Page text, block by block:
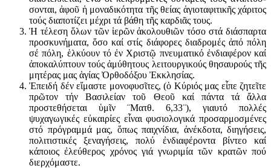
σονται, ἀφοῦ ἡ μοναδικότητα τῆς θείας ἁγιοταφιτικῆς χάριτος
τούς διαποτίζει μέχρι τά βάθη τῆς καρδιᾶς τους.
Ἡ τέλεση ὅλων τῶν ἱερῶν ἀκολουθιῶν τόσο στά διάσπαρτα
προσκυ­νή­ματα, ὅσο καί στίς διάφορες διαδρομές ἀπό πόλη
σέ πόλη, ἑλκύουν τό ἐν Χριστῷ πνευματικό ἐνδιαφέρον καί
ἀποκαλύπτουν τούς ἀμύθητους λειτουργικούς θησαυρούς τῆς
μητέρας μας ἁγίας Ὀρθοδόξου Ἐκκλησίας.
Ἐπειδή δέν εἴμαστε μονοφυσῖτες, (ὁ Κύριός μας εἶπε ζητεῖτε
πρῶτον τήν Βασιλείαν τοῦ Θεοῦ καί πάντα τά ἄλλα
προστεθήσεται ὑμῖν ¨Ματθ. 6,33¨), γιαυτό πολλές
ψυχαγωγικές εὐκαιρίες εἶναι φυσιολογικά προσαρ­μο­σμέ­νες
στό πρόγραμμά μας, ὅπως παιχνίδια, ἀνέκδοτα, διηγήσεις,
πολιτιστι­κές ξεναγήσεις, πολύ ἐνδιαφέροντα βίντεο καί
κάποιος ἐλεύ­θερος χρόνος γιά γνωριμία τῶν κρατῶν πού
διερχόμαστε.